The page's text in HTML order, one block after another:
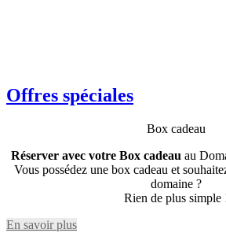
Offres spéciales
Box cadeau
Réserver avec votre Box cadeau au
Vous possédez une box cadeau et
domaine ?
Rien de plus simple
En savoir plus